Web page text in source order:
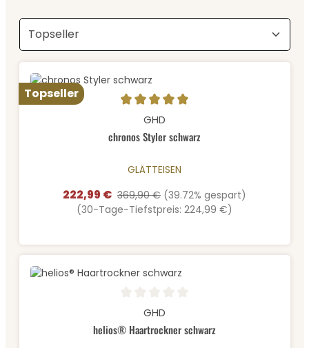
Topseller
Durchschnittliche Bewertung von 5 von 5 Sternen
GHD
chronos Styler schwarz
GLÄTTEISEN
Verkaufspreis:
222,99 € Regulärer Preis:
369,90 € (39.72% gespart)
(30-Tage-Tiefstpreis: 224,99 €)
Durchschnittliche Bewertung von 0 von 5 Sternen
GHD
helios® Haartrockner schwarz